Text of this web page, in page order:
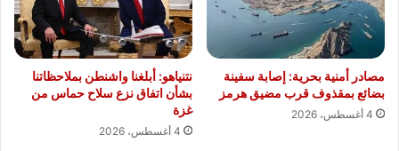
مصادر أمنية بحرية: إصابة سفينة
بضائع بمقذوف قرب مضيق هرمز
4 أغسطس، 2026
نتنياهو: أبلغنا واشنطن بملاحظاتنا
بشأن اتفاق نزع سلاح حماس من
غزة
4 أغسطس، 2026